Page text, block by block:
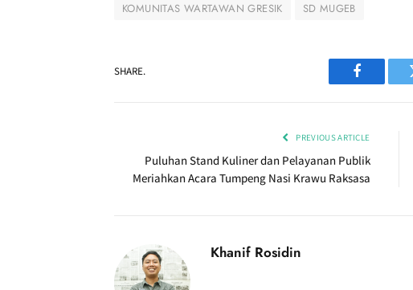
KOMUNITAS WARTAWAN GRESIK
SD MUGEB
SHARE.
Facebook
PREVIOUS ARTICLE
Puluhan Stand Kuliner dan Pelayanan Publik
Meriahkan Acara Tumpeng Nasi Krawu Raksasa
Khanif Rosidin